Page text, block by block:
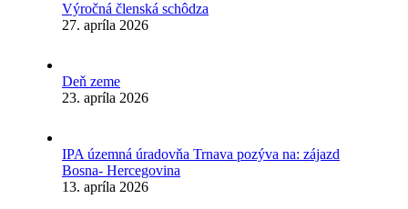
Výročná členská schôdza
27. apríla 2026
Deň zeme
23. apríla 2026
IPA územná úradovňa Trnava pozýva na: zájazd
Bosna- Hercegovina
13. apríla 2026